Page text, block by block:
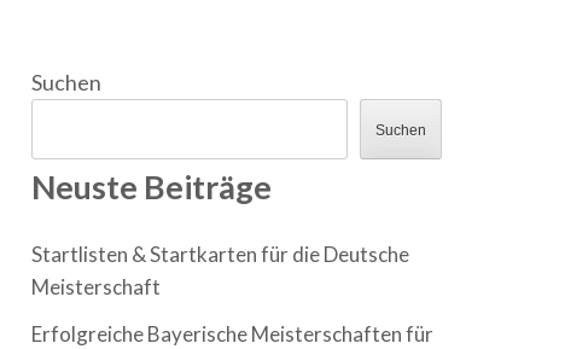
Suchen
Suchen
Neuste Beiträge
Startlisten & Startkarten für die Deutsche
Meisterschaft
Erfolgreiche Bayerische Meisterschaften für